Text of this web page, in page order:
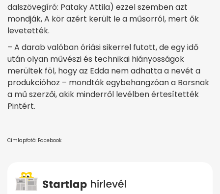
dalszövegíró: Pataky Attila) ezzel szemben azt
mondják, A kör azért került le a műsorról, mert ők
levetették.
– A darab valóban óriási sikerrel futott, de egy idő
után olyan művészi és technikai hiányosságok
merültek föl, hogy az Edda nem adhatta a nevét a
produkcióhoz – mondták egybehangzóan a Borsnak
a mű szerzői, akik minderről levélben értesítették
Pintért.
Címlapfotó: Facebook